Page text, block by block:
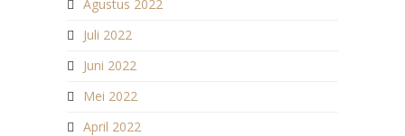
Agustus 2022
Juli 2022
Juni 2022
Mei 2022
April 2022